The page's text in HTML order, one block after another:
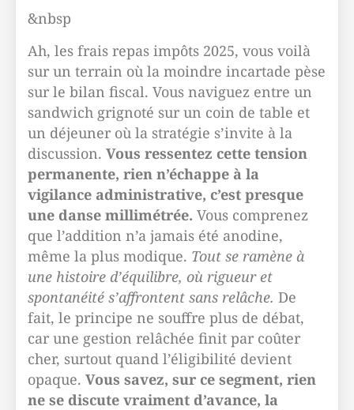
&nbsp
Ah, les frais repas impôts 2025, vous voilà
sur un terrain où la moindre incartade pèse
sur le bilan fiscal. Vous naviguez entre un
sandwich grignoté sur un coin de table et
un déjeuner où la stratégie s’invite à la
discussion. Vous ressentez cette tension
permanente, rien n’échappe à la
vigilance administrative, c’est presque
une danse millimétrée. Vous comprenez
que l’addition n’a jamais été anodine,
même la plus modique. Tout se ramène à
une histoire d’équilibre, où rigueur et
spontanéité s’affrontent sans relâche. De
fait, le principe ne souffre plus de débat,
car une gestion relâchée finit par coûter
cher, surtout quand l’éligibilité devient
opaque. Vous savez, sur ce segment, rien
ne se discute vraiment d’avance, la